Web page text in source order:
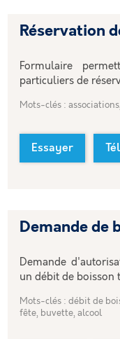
Réservation
Formulaire
particuliers de
Mots-clés :
Essayer
Demande de
Demande
un débit de boisson
Mots-clés : débit de
fête, buvette, alcool